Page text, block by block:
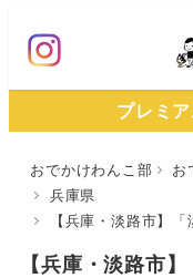
ン
プレミ
おでかけわんこ部 お
兵庫県
【兵庫・淡路市】「
【兵庫・淡路市